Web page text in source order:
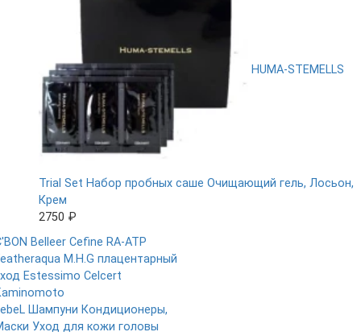
HUMA-STEMELLS
Trial Set Набор пробных саше Очищающий гель, Лосьон,
Крем
2750 ₽
Belleer Cefine RA-ATP
M.H.G плацентарный
Estessimo Celcert
Шампуни Кондиционеры,
Уход для кожи головы